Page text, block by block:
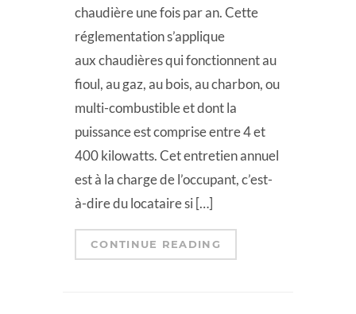
chaudière une fois par an. Cette
réglementation s’applique
aux chaudières qui fonctionnent au
fioul, au gaz, au bois, au charbon, ou
multi-combustible et dont la
puissance est comprise entre 4 et
400 kilowatts. Cet entretien annuel
est à la charge de l’occupant, c’est-
à-dire du locataire si […]
CONTINUE READING